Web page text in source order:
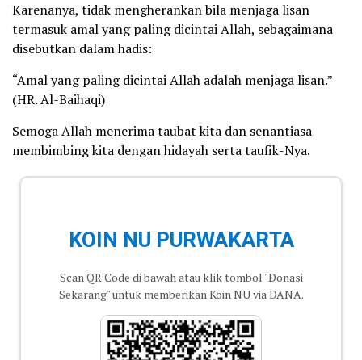
Karenanya, tidak mengherankan bila menjaga lisan
termasuk amal yang paling dicintai Allah, sebagaimana
disebutkan dalam hadis:
“Amal yang paling dicintai Allah adalah menjaga lisan.”
(HR. Al-Baihaqi)
Semoga Allah menerima taubat kita dan senantiasa
membimbing kita dengan hidayah serta taufik-Nya.
KOIN NU PURWAKARTA
Scan QR Code di bawah atau klik tombol "Donasi
Sekarang" untuk memberikan Koin NU via DANA.